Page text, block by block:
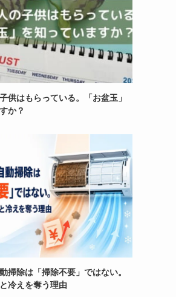
供はもらっている。「お盆玉」
か？
掃除は「掃除不要」ではない。
冷えを奪う理由